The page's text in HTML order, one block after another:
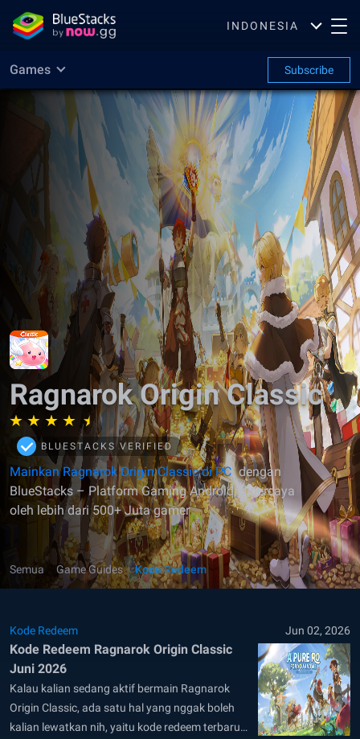
INDONESIA
Games Subscribe
Ragnarok Origin Classic
BLUESTACKS VERIFIED
Mainkan Ragnarok Origin Classic di PC dengan
BlueStacks – Platform Gaming Android, dipercaya
oleh lebih dari 500+ Juta gamer
Semua Game Guides Kode Redeem
Kode Redeem Jun 02, 2026
Kode Redeem Ragnarok Origin Classic
Juni 2026
Kalau kalian sedang aktif bermain Ragnarok
Origin Classic, ada satu hal yang nggak boleh
kalian lewatkan nih, yaitu kode redeem terbaru